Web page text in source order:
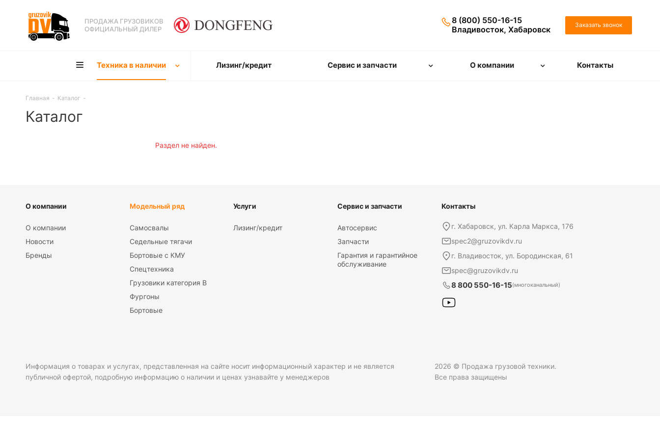
ПРОДАЖА ГРУЗОВИКОВ
ОФИЦИАЛЬНЫЙ ДИЛЕР
8 (800) 550-16-15
Владивосток, Хабаровск
Заказать звонок
Техника в наличии Лизинг/кредит Сервис и запчасти О компании Контакты
Главная - Каталог -
Каталог
Раздел не найден.
О компании
О компании
Новости
Бренды
Модельный ряд
Самосвалы
Седельные тягачи
Бортовые с КМУ
Спецтехника
Грузовики категория B
Фургоны
Бортовые
Услуги
Лизинг/кредит
Сервис и запчасти
Автосервис
Запчасти
Гарантия и гарантийное
обслуживание
Контакты
г. Хабаровск, ул. Карла Маркса, 176
spec2@gruzovikdv.ru
г. Владивосток, ул. Бородинская, 61
spec@gruzovikdv.ru
8 800 550-16-15(многоканальный)
Информация о товарах и услугах, представленная на сайте носит информационный характер и не является
публичной офертой, подробную информацию о наличии и ценах узнавайте у менеджеров
2026 © Продажа грузовой техники.
Все права защищены